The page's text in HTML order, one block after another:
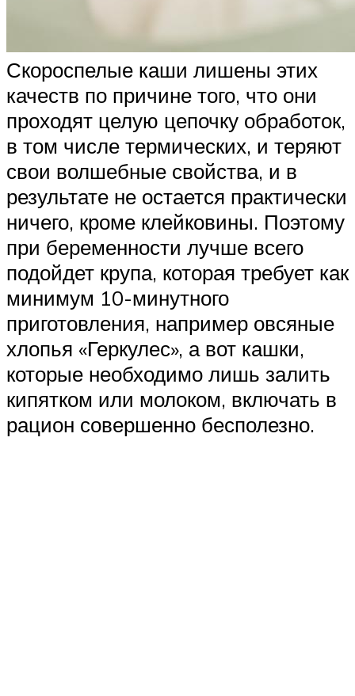
Скороспелые каши лишены этих
качеств по причине того, что они
проходят целую цепочку обработок,
в том числе термических, и теряют
свои волшебные свойства, и в
результате не остается практически
ничего, кроме клейковины. Поэтому
при беременности лучше всего
подойдет крупа, которая требует как
минимум 10-минутного
приготовления, например овсяные
хлопья «Геркулес», а вот кашки,
которые необходимо лишь залить
кипятком или молоком, включать в
рацион совершенно бесполезно.